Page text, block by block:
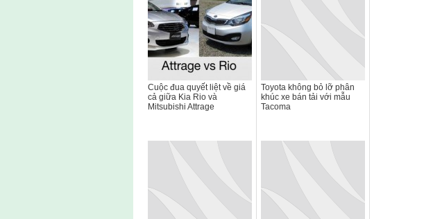
Cuộc đua quyết liệt về giá
cả giữa Kia Rio và
Mitsubishi Attrage
Toyota không bỏ lỡ phân
khúc xe bán tải với mẫu
Tacoma